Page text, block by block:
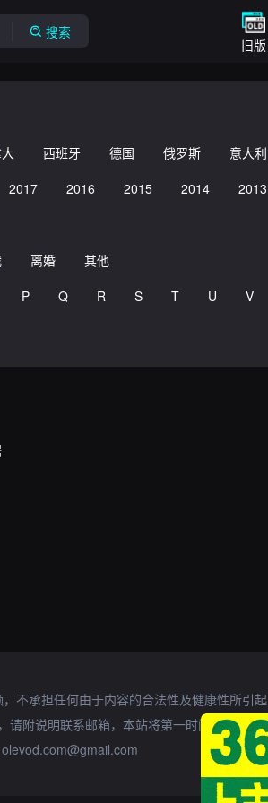
搜索
旧版
西班牙 德国 俄罗斯 意大利
2017 2016 2015 2014 2013
离婚
其他
P Q R S T U V
不承担任何由于内容的合法性及健康性所引起
请附说明联系邮箱，本站将第一时间处理。